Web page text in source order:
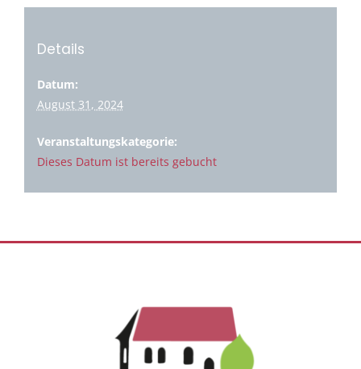
Details
Datum:
August 31, 2024
Veranstaltungskategorie:
Dieses Datum ist bereits gebucht